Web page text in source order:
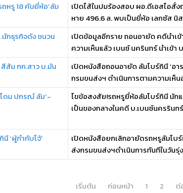
หรู 18 คันยี่ห้อ‘ลัม
เปิดไส้ในปมร้องสอบ ผอ.ดีเอสไอสั่
หาย 496.6 ล. พบเป็นยี่ห้อ เลกซัส นิส
กธุรกิจดัง ชนวน
เปิดข้อมูลอีกราย ถอนอายัด คดีนำเ
ความเห็นแล้ว เบนซ์ นครินทร์ นำเข้า
ส้ม กก.สาว บ.มัน
เปิดหนังสือถอนอายัด ลัมโบร์กินี ‘อา
กรมขนส่งฯ ดำเนินการตามความเห็
ดม ปกรณ์ ลัม’-
ไขข้อสงสัย!รถหรูยี่ห้อลัมโบร์กินี นัก
เป็นของกลางในคดี บ.เบนซ์นครรินท
‘ผู้กำกับโจ้’
เปิดหนังสือยกเลิกอายัดรถหรูลัมโบ
ส่งกรมขนส่งฯดำเนินการทันทีในวันรุ่
เริ่มต้น
ก่อนหน้า 1 2 ต่